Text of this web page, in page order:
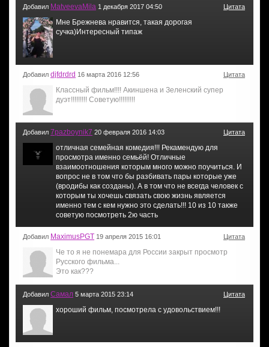
Добавил MatveevaMila 1 декабря 2017 04:50 Цитата
Мне Брежнева нравится, такая дорогая
сучка)Интересный типаж
Добавил djfdrdrd 16 марта 2016 12:56 Цитата
Классный фильм!!!! Акиншена и Зеленский супер
дуэт!!!!!!!!! Советую!!!!!!!!!
Добавил 7pazboynik7 20 февраля 2016 14:03 Цитата
отличная семейная комедия!!! Рекамендую для
просмотра именно семьёй! Отличные
взаимоотношения которым много можно поучиться. И
вопрос не в том что бы разбивать пары которые уже
(вродибы как созданы). А в том что не всегда человек с
которым ты хочешь связать свою жизнь является
именно тем с кем нужно это сделать!!! 10 из 10 также
советую посмотреть 2ю часть
Добавил MaximusPGT 19 апреля 2015 16:01 Цитата
Че то я не понемара для России закрыт просмотр
Русского фильма...
Это как???
Добавил Самал 5 марта 2015 23:14 Цитата
хороший фильм, посмотрела с удовольствием!!!